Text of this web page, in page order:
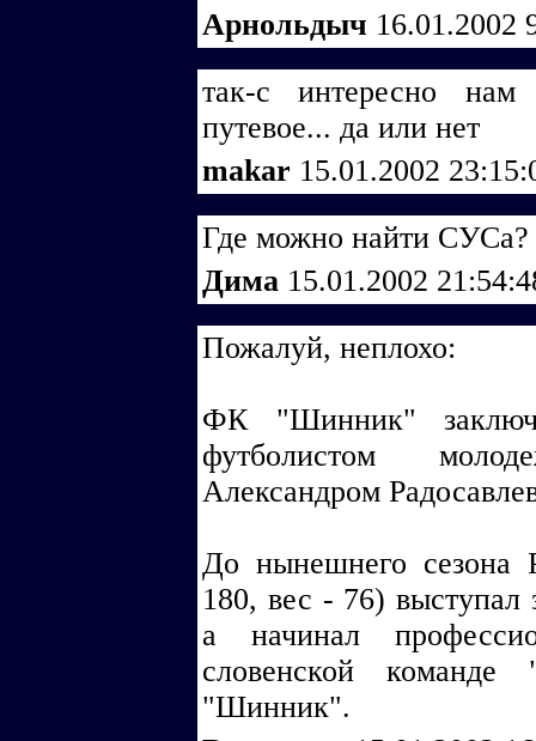
Арнольдыч 16.01.2002
так-с интересно
путевое... да или нет
makar 15.01.2002
Где можно найти
Дима 15.01.2002
Пожалуй, неплохо:
ФК "Шинник"
футболистом
Александром
До нынешнего сезона
180, вес - 76)
а начинал
словенской
"Шинник".